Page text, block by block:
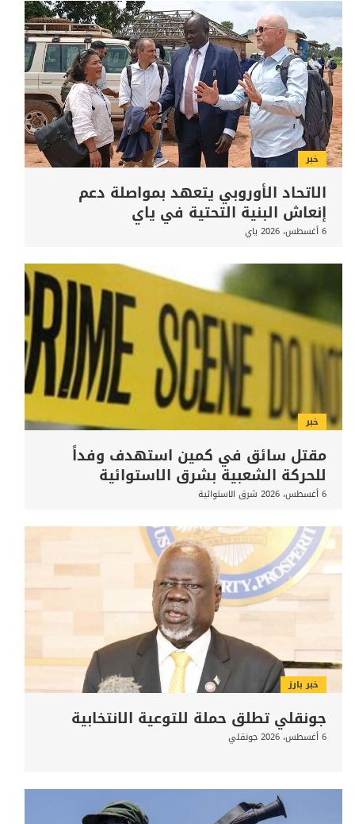
الأخبار
خبر
الاتحاد الأوروبي يتعهد بمواصلة دعم
إنعاش البنية التحتية في ياي
6 أغسطس، 2026 ياي
خبر
مقتل سائق في كمين استهدف وفداً
للحركة الشعبية بشرق الاستوائية
6 أغسطس، 2026 شرق الاستوائية
خبر بارز
جونقلي تطلق حملة للتوعية الانتخابية
6 أغسطس، 2026 جونقلي